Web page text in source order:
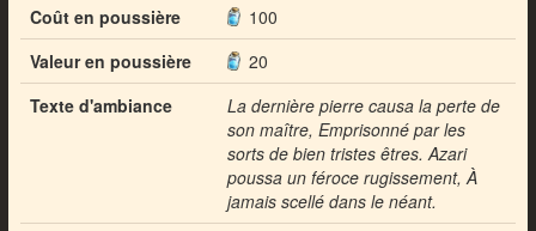
Coût en poussière
100
Valeur en poussière
20
Texte d'ambiance
La dernière pierre causa la perte de
son maître, Emprisonné par les
sorts de bien tristes êtres. Azari
poussa un féroce rugissement, À
jamais scellé dans le néant.